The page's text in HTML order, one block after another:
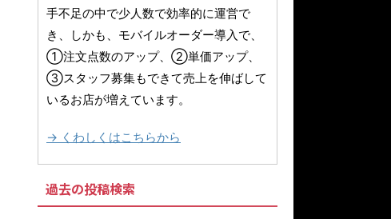
手不足の中で少人数で効率的に運営で
き、しかも、モバイルオーダー導入で、
①注文点数のアップ、②単価アップ、
③スタッフ募集もできて売上を伸ばして
いるお店が増えています。
→ くわしくはこちらから
過去の投稿検索